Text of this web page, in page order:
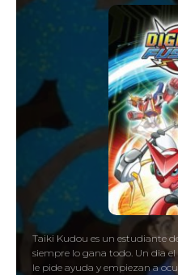
Taiki Kudou es un estudiante
siempre lo gana todo. Un dia
le pide ayuda y empiezan a